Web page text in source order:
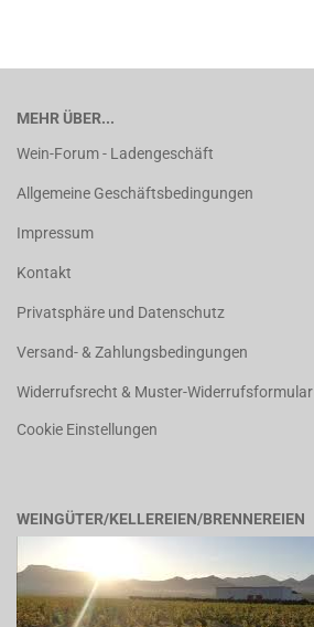
MEHR ÜBER...
Wein-Forum - Ladengeschäft
Allgemeine Geschäftsbedingungen
Impressum
Kontakt
Privatsphäre und Datenschutz
Versand- & Zahlungsbedingungen
Widerrufsrecht & Muster-Widerrufsformular
Cookie Einstellungen
WEINGÜTER/KELLEREIEN/BRENNEREIEN